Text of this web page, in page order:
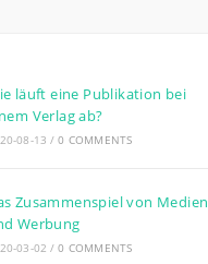
läuft eine Publikation bei
Verlag ab?
08-13 / 0 COMMENTS
Zusammenspiel von Medien
Werbung
03-02 / 0 COMMENTS